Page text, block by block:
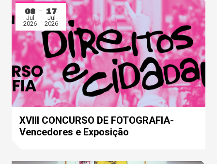
08
Jul
2026
17
Jul
2026
XVIII CONCURSO DE FOTOGRAFIA-
Vencedores e Exposição